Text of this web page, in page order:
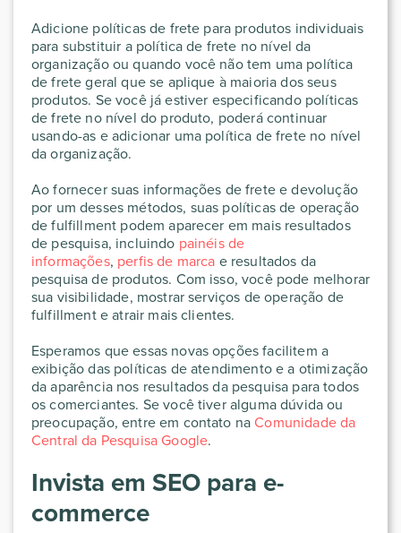
Adicione políticas de frete para produtos individuais
para substituir a política de frete no nível da
organização ou quando você não tem uma política
de frete geral que se aplique à maioria dos seus
produtos. Se você já estiver especificando políticas
de frete no nível do produto, poderá continuar
usando-as e adicionar uma política de frete no nível
da organização.
Ao fornecer suas informações de frete e devolução
por um desses métodos, suas políticas de operação
de fulfillment podem aparecer em mais resultados
de pesquisa, incluindo painéis de
informações, perfis de marca e resultados da
pesquisa de produtos. Com isso, você pode melhorar
sua visibilidade, mostrar serviços de operação de
fulfillment e atrair mais clientes.
Esperamos que essas novas opções facilitem a
exibição das políticas de atendimento e a otimização
da aparência nos resultados da pesquisa para todos
os comerciantes. Se você tiver alguma dúvida ou
preocupação, entre em contato naComunidade da
Central da Pesquisa Google.
Invista em SEO para e-
commerce